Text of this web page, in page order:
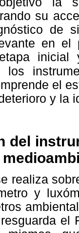
su
de
en el
inicial
los
el
y la
del
realiza
y
el